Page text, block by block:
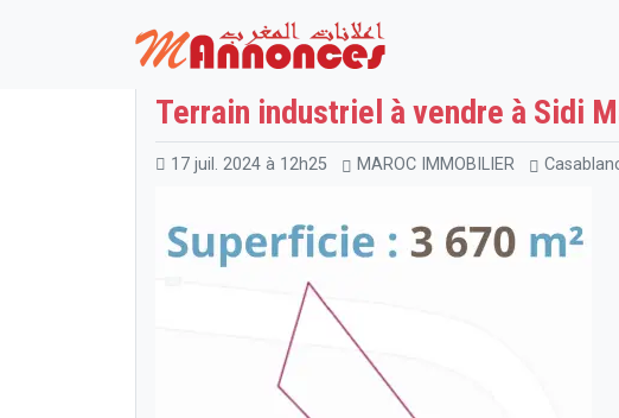
Maroc MAROC IMMOBILIER
Terrain industriel à vendre à Sidi
17 juil. 2024 à 12h25 MAROC IMMOBILIER